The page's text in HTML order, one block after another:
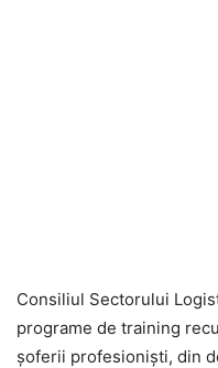
Consiliul Sectorului
programe de training
șoferii profesioniști, din